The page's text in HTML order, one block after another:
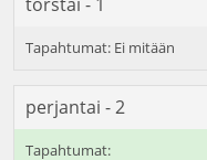
perjantai - 2